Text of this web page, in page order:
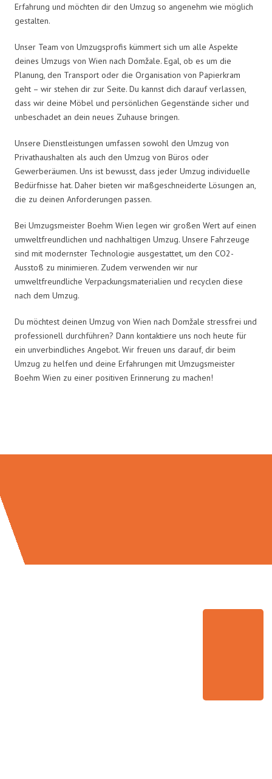
Erfahrung und möchten dir den Umzug so angenehm wie möglich
gestalten.
Unser Team von Umzugsprofis kümmert sich um alle Aspekte
deines Umzugs von Wien nach Domžale. Egal, ob es um die
Planung, den Transport oder die Organisation von Papierkram
geht – wir stehen dir zur Seite. Du kannst dich darauf verlassen,
dass wir deine Möbel und persönlichen Gegenstände sicher und
unbeschadet an dein neues Zuhause bringen.
Unsere Dienstleistungen umfassen sowohl den Umzug von
Privathaushalten als auch den Umzug von Büros oder
Gewerberäumen. Uns ist bewusst, dass jeder Umzug individuelle
Bedürfnisse hat. Daher bieten wir maßgeschneiderte Lösungen an,
die zu deinen Anforderungen passen.
Bei Umzugsmeister Boehm Wien legen wir großen Wert auf einen
umweltfreundlichen und nachhaltigen Umzug. Unsere Fahrzeuge
sind mit modernster Technologie ausgestattet, um den CO2-
Ausstoß zu minimieren. Zudem verwenden wir nur
umweltfreundliche Verpackungsmaterialien und recyclen diese
nach dem Umzug.
Du möchtest deinen Umzug von Wien nach Domžale stressfrei und
professionell durchführen? Dann kontaktiere uns noch heute für
ein unverbindliches Angebot. Wir freuen uns darauf, dir beim
Umzug zu helfen und deine Erfahrungen mit Umzugsmeister
Boehm Wien zu einer positiven Erinnerung zu machen!